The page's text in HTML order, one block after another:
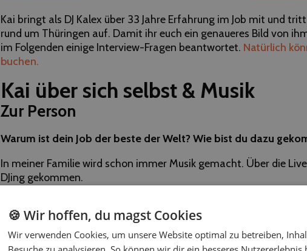
Kai bringt als DJ Kalex über 33 Jahre Erfahrung im Job mit und
rund um Thüringen auf. Damit ihr euch ein genaueres Bild von
im Folgenden einige Interview-Fragen beantwortet. Natürlich
buchen.
Kai über sich selbst & Musik
Zur Person
Warum ist dein Job der beste der Welt? Wie bist du dazu
In meiner Familie wird schon immer Musik gemacht. Über die
DJing gekommen.
“Super Leistung – genau unsere Musik”
🍪 Wir hoffen, du magst Cookies
Wir verwenden Cookies, um unsere Website optimal zu betreiben,